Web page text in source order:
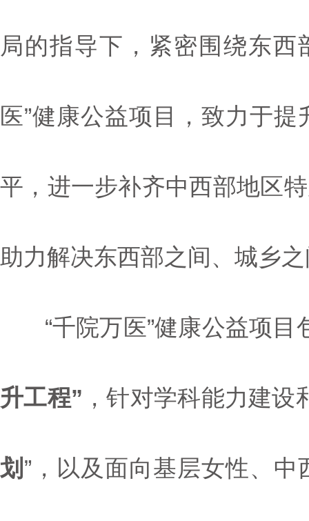
局的指导下，紧密围绕东
医”健康公益项目，致力于
平，进一步补齐中西部地区
助力解决东西部之间、城乡
“千院万医”健康公益项目
升工程” ，针对学科能力建
划 ”，以及面向基层女性、